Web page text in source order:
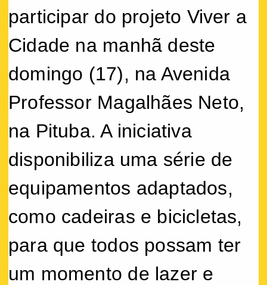
participar do projeto Viver a
Cidade na manhã deste
domingo (17), na Avenida
Professor Magalhães Neto,
na Pituba. A iniciativa
disponibiliza uma série de
equipamentos adaptados,
como cadeiras e bicicletas,
para que todos possam ter
um momento de lazer e